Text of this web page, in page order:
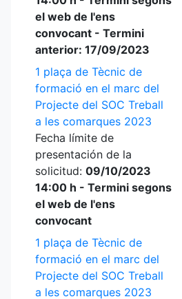
el web de l'ens
convocant - Termini
anterior: 17/09/2023
1 plaça de Tècnic de
formació en el marc del
Projecte del SOC Treball
a les comarques 2023
Fecha límite de
presentación de la
solicitud: 09/10/2023
14:00 h - Termini segons
el web de l'ens
convocant
1 plaça de Tècnic de
formació en el marc del
Projecte del SOC Treball
a les comarques 2023